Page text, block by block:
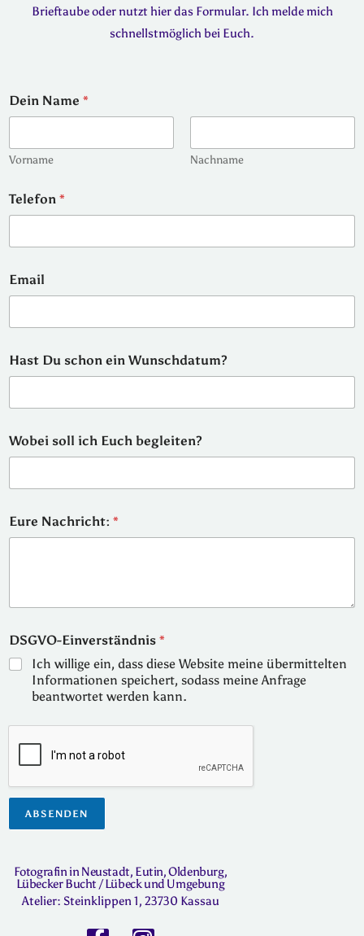
Brieftaube oder nutzt hier das Formular. Ich melde mich
schnellstmöglich bei Euch.
Dein Name *
Vorname Nachname
Telefon *
Email
Hast Du schon ein Wunschdatum?
Wobei soll ich Euch begleiten?
u
n
t
u
m
Eure Nachricht: *
DSGVO-Einverständnis *
Ich willige ein, dass diese Website meine übermittelten
Informationen speichert, sodass meine Anfrage
beantwortet werden kann.
ABSENDEN
Fotografin in Neustadt, Eutin, Oldenburg,
Lübecker Bucht / Lübeck und Umgebung
Atelier: Steinklippen 1, 23730 Kassau